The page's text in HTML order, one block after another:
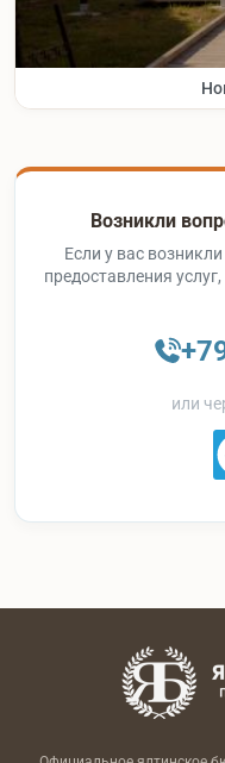
Возникли
Если у вас
предоставления
или